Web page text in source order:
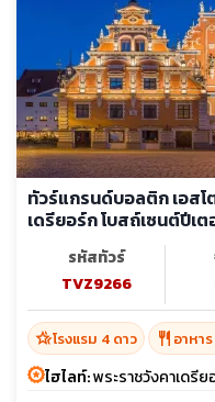
ทัวร์แกรนด์บอลติก เอสโ
เดรียอร์ก โบสถ์เซนต์ปีเต
รหัสทัวร์
TVZ9266
hotel_classโรงแรม 4 ดาว restaurant อาหา
ไฮไลท์:พระราชวังคาเดรีย